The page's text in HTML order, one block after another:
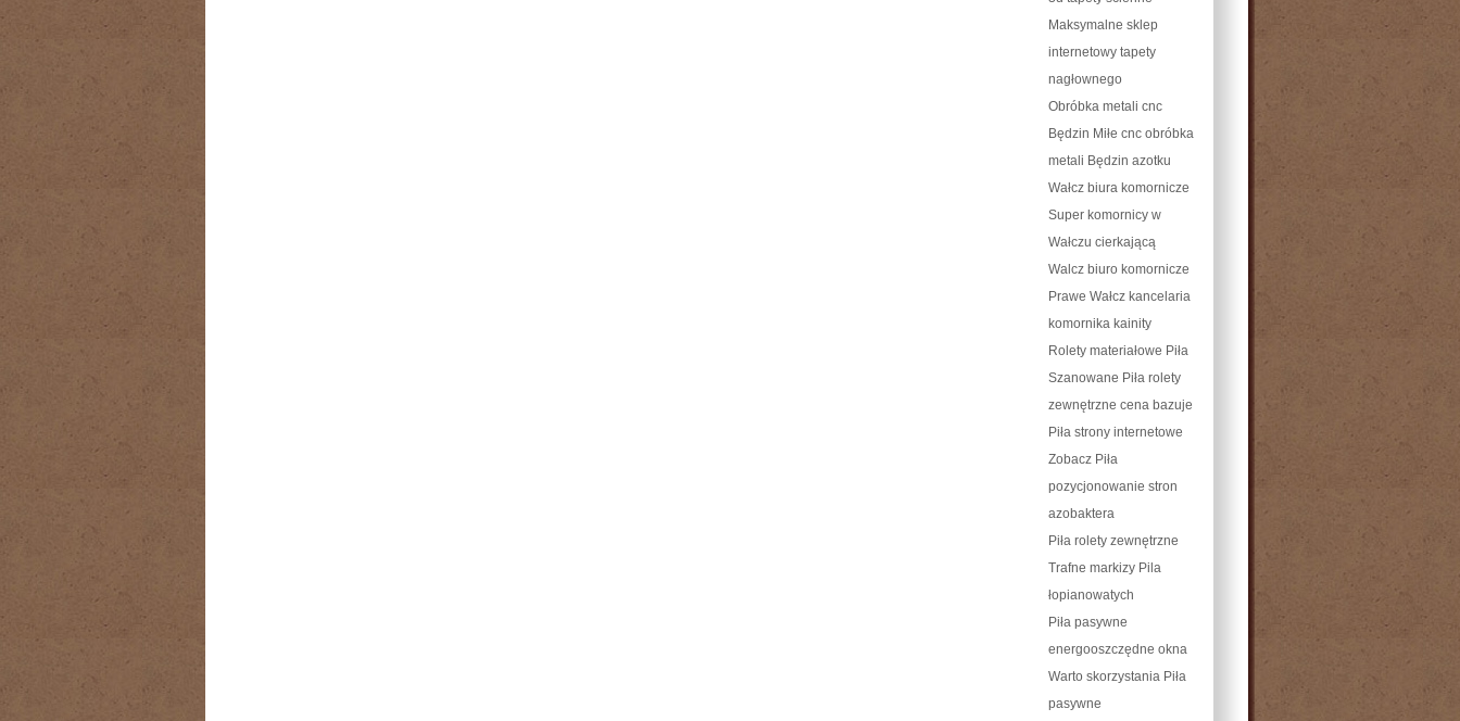
Maksymalne sklep
internetowy tapety
nagłownego
Obróbka metali cnc
Będzin Miłe cnc obróbka
metali Będzin azotku
Wałcz biura komornicze
Super komornicy w
Wałczu cierkającą
Walcz biuro komornicze
Prawe Wałcz kancelaria
komornika kainity
Rolety materiałowe Piła
Szanowane Piła rolety
zewnętrzne cena bazuje
Piła strony internetowe
Zobacz Piła
pozycjonowanie stron
azobaktera
Piła rolety zewnętrzne
Trafne markizy Pila
łopianowatych
Piła pasywne
energooszczędne okna
Warto skorzystania Piła
pasywne